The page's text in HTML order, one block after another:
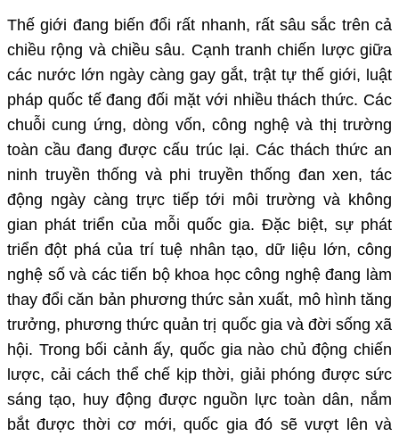
Thế giới đang biến đổi rất nhanh, rất sâu sắc trên cả
chiều rộng và chiều sâu. Cạnh tranh chiến lược giữa
các nước lớn ngày càng gay gắt, trật tự thế giới, luật
pháp quốc tế đang đối mặt với nhiều thách thức. Các
chuỗi cung ứng, dòng vốn, công nghệ và thị trường
toàn cầu đang được cấu trúc lại. Các thách thức an
ninh truyền thống và phi truyền thống đan xen, tác
động ngày càng trực tiếp tới môi trường và không
gian phát triển của mỗi quốc gia. Đặc biệt, sự phát
triển đột phá của trí tuệ nhân tạo, dữ liệu lớn, công
nghệ số và các tiến bộ khoa học công nghệ đang làm
thay đổi căn bản phương thức sản xuất, mô hình tăng
trưởng, phương thức quản trị quốc gia và đời sống xã
hội. Trong bối cảnh ấy, quốc gia nào chủ động chiến
lược, cải cách thể chế kịp thời, giải phóng được sức
sáng tạo, huy động được nguồn lực toàn dân, nắm
bắt được thời cơ mới, quốc gia đó sẽ vượt lên và